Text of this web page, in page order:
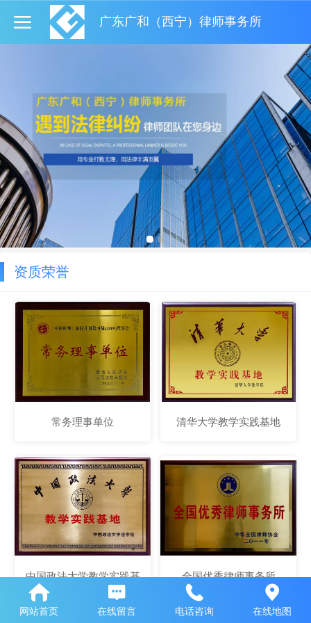
广东广和（西宁）律师事务所
资质荣誉
常务理事单位 清华大学教学实践基地
中国政法大学教学实践基
全国优秀律师事务所
网站首页 在线留言 电话咨询 在线地图